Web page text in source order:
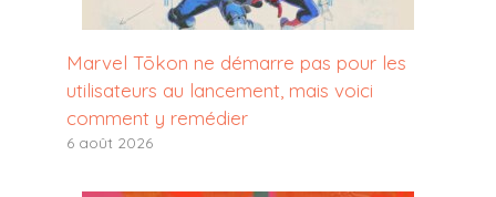
Marvel Tōkon ne démarre pas pour les
utilisateurs au lancement, mais voici
comment y remédier
6 août 2026